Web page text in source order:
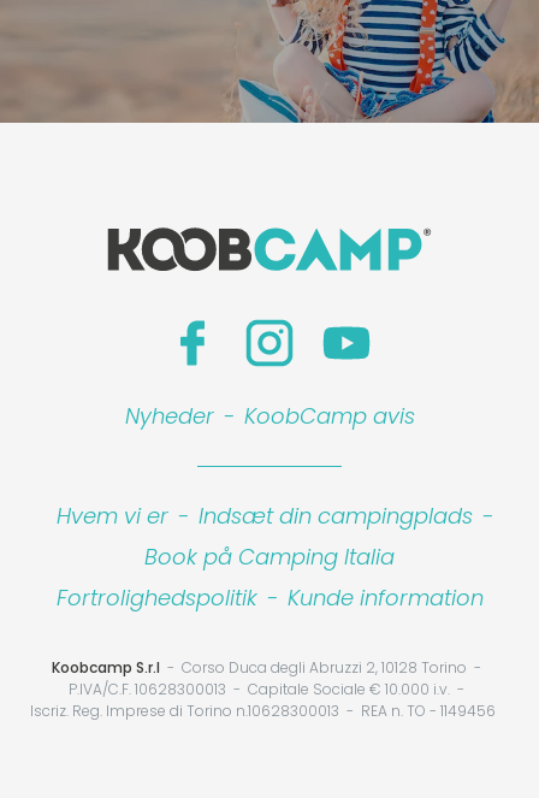
Nyheder - KoobCamp avis
Hvem vi er - Indsæt din campingplads -
Book på Camping Italia
Fortrolighedspolitik - Kunde information
Koobcamp S.r.l
Corso Duca degli Abruzzi 2, 10128 Torino
P.IVA/C.F. 10628300013
Capitale Sociale € 10.000 i.v.
Iscriz. Reg. Imprese di Torino n.10628300013
REA n. TO - 1149456